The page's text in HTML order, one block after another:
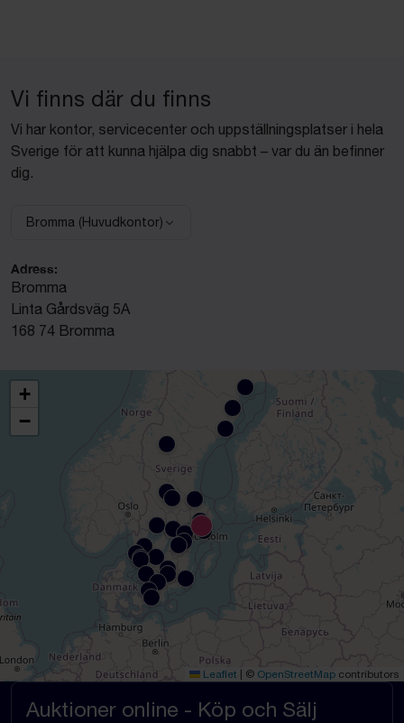
Vi finns där du finns
Vi har kontor, servicecenter och uppställningsplatser i hela
Sverige för att kunna hjälpa dig snabbt – var du än befinner
dig.
Välj anläggning:
Bromma (Huvudkontor)
Adress:
Bromma
Linta Gårdsväg 5A
168 74 Bromma
+
−
Leaflet © OpenStreetMap contributors
Auktioner online - Köp och Sälj